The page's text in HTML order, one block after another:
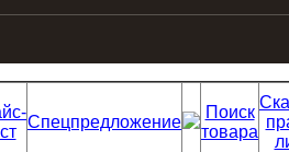
Спецпредложение
Поиск
товара